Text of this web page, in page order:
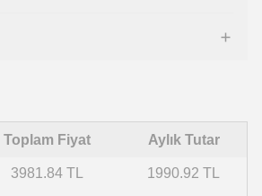
Toplam Fiyat Aylık Tutar
3981.84 TL 1990.92 TL